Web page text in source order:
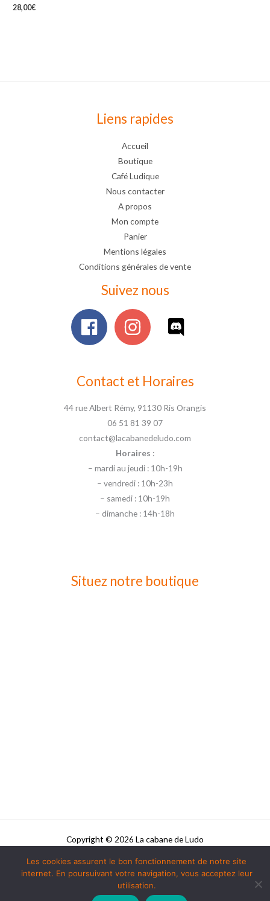
28,00€
Liens rapides
Accueil
Boutique
Café Ludique
Nous contacter
A propos
Mon compte
Panier
Mentions légales
Conditions générales de vente
Suivez nous
Contact et Horaires
44 rue Albert Rémy, 91130 Ris Orangis
06 51 81 39 07
contact@lacabanedeludo.com
Horaires :
– mardi au jeudi : 10h-19h
– vendredi : 10h-23h
– samedi : 10h-19h
– dimanche : 14h-18h
Situez notre boutique
Copyright © 2026 La cabane de Ludo
Powered by La cabane de Ludo
Les cookies assurent le bon fonctionnement de notre site
internet. En poursuivant votre navigation, vous acceptez leur
utilisation.